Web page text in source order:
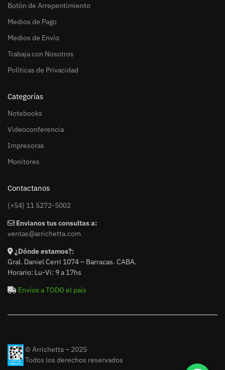
Botón de Arrepentimiento
Medios de Pago
Medios de Envío
Trabaja con Nosotros
Políticas de Privacidad
Categorías
Notebooks
Videoconferencia
Impresoras
Monitores
Contactanos
(+54) 11 5272-5002
Envianos tus consultas a:
ventas@arrichetta.com
¿Dónde estamos?:
Gral. Daniel Cerri 1074 – Barracas. CABA.
Horario: Lu-Vi: 9 a 17hs
Envíos a TODO el país
© Arrichetta – 2025
Todos los derechos reservados